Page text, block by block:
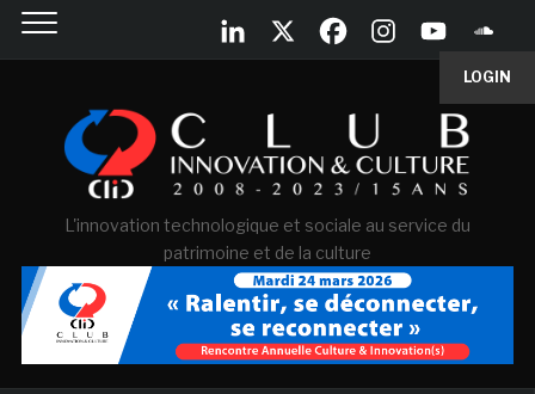
LOGIN
L'innovation technologique et sociale au service du
patrimoine et de la culture